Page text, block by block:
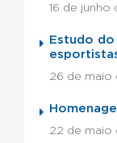
16 de junho
Estudo do
26 de maio
22 de maio